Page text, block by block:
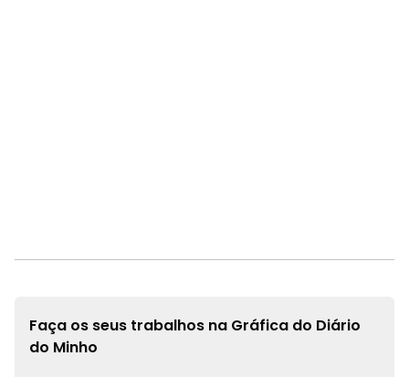
Faça os seus trabalhos na Gráfica do Diário
do Minho